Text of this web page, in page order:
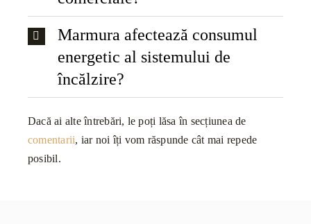
Marmura afectează consumul
energetic al sistemului de
încălzire?
Dacă ai alte întrebări, le poți lăsa în secțiunea de
comentarii, iar noi îți vom răspunde cât mai repede
posibil.